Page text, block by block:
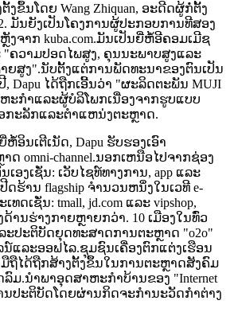
ງຂຶ້ນໂດຍ Wang Zhiquan, ອະດີດຜູ້ກໍ່ຕັ້ງ
ມັນຍັງເປັນໂຄງການຜູ້ປະກອບການທີສອງ
ຫຼັງຈາກ kuba.com.ມັນເປັນຍີ່ຫໍ້ອີຄອມເມີຊ
ຄວາມປອດໄພສູງ, ຄຸນນະພາບສູງແລະ
ຍສູງ".ນັບຕັ້ງແຕ່ການພັດທະນາຂອງຕົນເປັນ
Dapu ໄດ້ຖືກເອີ້ນວ່າ "ຜະລິດຕະພັນ MUJI
ະກໍາແລະຜູ້ບໍລິໂພກເນື່ອງຈາກຮູບແບບ
ກະລັກແລະຕໍາແຫນ່ງຕະຫຼາດ.
ອິນເຕີເນັດ, Dapu ຮັບຮອງເອົາ
omni-channel.ນອກເຫນືອໄປຈາກຊ່ອງ
ເອງເຊັ່ນ: ເວັບໄຊທ໌ທາງການ, app ແລະ
ປີດຮ້ານ flagship ຈໍານວນຫນຶ່ງໃນເວທີ e-
ເທດເຊັ່ນ: tmall, jd.com ແລະ vipshop,
ານຮ່າງກາຍຫຼາຍກວ່າ. 10 ເມືອງໃນທົ່ວ
ະປະຕິບັດຍຸດທະສາດການຕະຫຼາດ "o2o"
ນ໌ແລະອອຟໄລ.ຊຸມຊົນເຄື່ອງຕົກແຕ່ງເຮືອນ
ມືຖືໄດ້ຖືກສ້າງຕັ້ງຂຶ້ນໃນການຕະຫຼາດສັງຄົມ
ມ.ນໍາພາອຸດສາຫະກໍາບ້ານຂອງ "Internet
ນປະຕິບັດໂດຍຜ່ານກິດຈະກໍານະວັດກໍາຕ່າງ